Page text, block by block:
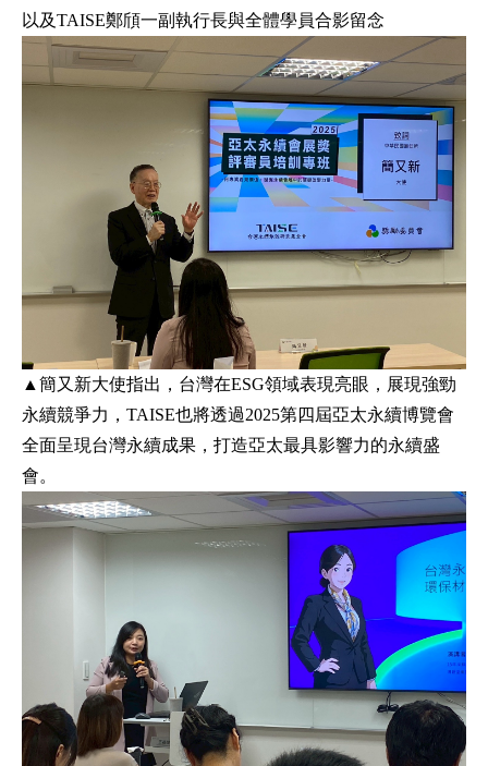
以及TAISE鄭頎一副執行長與全體學員合影留念
▲簡又新大使指出，台灣在ESG領域表現亮眼，展現強勁
永續競爭力，TAISE也將透過2025第四屆亞太永續博覽會
全面呈現台灣永續成果，打造亞太最具影響力的永續盛
會。